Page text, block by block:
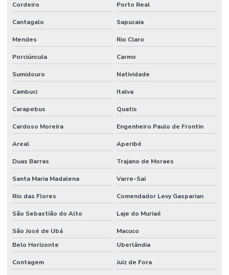
Cordeiro Porto Real
Cantagalo Sapucaia
Mendes Rio Claro
Porciúncula Carmo
Sumidouro Natividade
Cambuci Italva
Carapebus Quatis
Cardoso Moreira Engenheiro Paulo de Frontin
Areal Aperibé
Duas Barras Trajano de Moraes
Santa Maria Madalena Varre-Sai
Rio das Flores Comendador Levy Gasparian
São Sebastião do Alto Laje do Muriaé
São José de Ubá
Macuco
Belo Horizonte
Uberlândia
Contagem Juiz de Fora